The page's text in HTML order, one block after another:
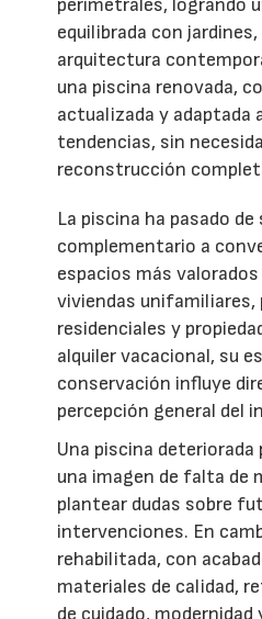
perimetrales, logrando
equilibrada con
arquitectura
una piscina renovada,
actualizada y adaptada
tendencias, sin
reconstrucción
La piscina ha pasado
complementario a
espacios más valorados
viviendas unifamiliares,
residenciales y
alquiler vacacional, su
conservación influye
percepción general del
Una piscina
una imagen de falta de
plantear dudas sobre
intervenciones. En
rehabilitada, con
materiales de calidad,
de cuidado,